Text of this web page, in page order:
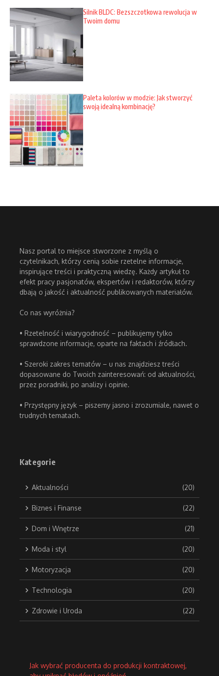
Silnik BLDC: Bezszczotkowa rewolucja w
Twoim domu
Paleta kolorów w modzie: Jak stworzyć
swoją idealną kombinację?
Nasz portal to miejsce stworzone z myślą o
czytelnikach, którzy cenią sobie rzetelne informacje,
inspirujące treści i praktyczną wiedzę. Każdy artykuł to
efekt pracy pasjonatów, ekspertów i redaktorów, którzy
dbają o jakość i aktualność publikowanych materiałów.
Co nas wyróżnia?
• Rzetelność i wiarygodność – publikujemy tylko
sprawdzone informacje, oparte na faktach i źródłach.
• Szeroki zakres tematów – u nas znajdziesz treści
dopasowane do Twoich zainteresowań: od aktualności,
przez poradniki, po analizy i opinie.
• Przystępny język – piszemy jasno i zrozumiale, nawet o
trudnych tematach.
Kategorie
Aktualności (20)
Biznes i Finanse (22)
Dom i Wnętrze (21)
Moda i styl (20)
Motoryzacja (20)
Technologia (20)
Zdrowie i Uroda (22)
Jak wybrać producenta do produkcji kontraktowej,